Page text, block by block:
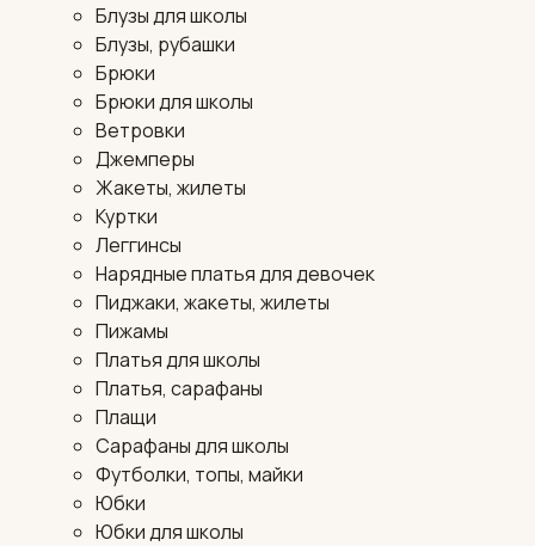
Блузы для школы
Блузы, рубашки
Брюки
Брюки для школы
Ветровки
Джемперы
Жакеты, жилеты
Куртки
Леггинсы
Нарядные платья для девочек
Пиджаки, жакеты, жилеты
Пижамы
Платья для школы
Платья, сарафаны
Плащи
Сарафаны для школы
Футболки, топы, майки
Юбки
Юбки для школы